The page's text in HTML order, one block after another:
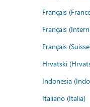
Français
Français
Français
Hrvatski
Indonesia
Italiano (Italia)